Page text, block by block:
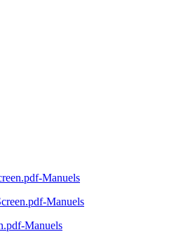
Manuels
Manuels
Manuels